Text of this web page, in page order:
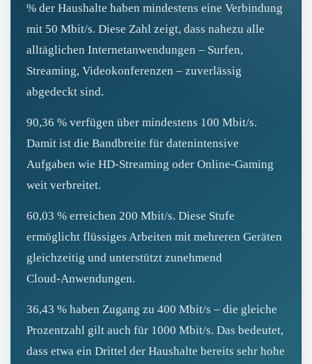
% der Haushalte haben mindestens eine Verbindung
mit 50 Mbit/s. Diese Zahl zeigt, dass nahezu alle
alltäglichen Internetanwendungen – Surfen,
Streaming, Videokonferenzen – zuverlässig
abgedeckt sind.
90,36 % verfügen über mindestens 100 Mbit/s.
Damit ist die Bandbreite für datenintensive
Aufgaben wie HD‑Streaming oder Online‑Gaming
weit verbreitet.
60,03 % erreichen 200 Mbit/s. Diese Stufe
ermöglicht flüssiges Arbeiten mit mehreren Geräten
gleichzeitig und unterstützt zunehmend
Cloud‑Anwendungen.
36,43 % haben Zugang zu 400 Mbit/s – die gleiche
Prozentzahl gilt auch für 1000 Mbit/s. Das bedeutet,
dass etwa ein Drittel der Haushalte bereits sehr hohe